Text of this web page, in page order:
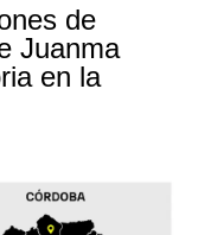
de
Juanma
en la